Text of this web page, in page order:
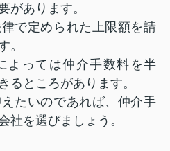
があります。
で定められた上限額を請
。
よっては仲介手数料を半
るところがあります。
たいのであれば、仲介手
社を選びましょう。